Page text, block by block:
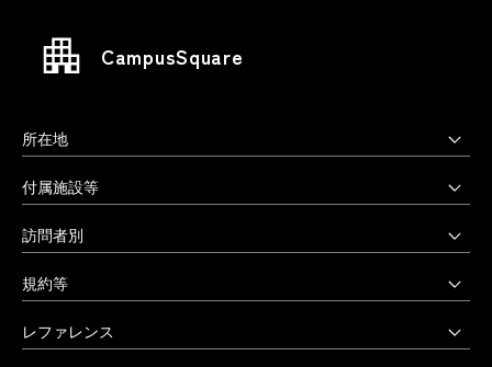
CampusSquare
所在地
上野毛キャンパス
〒158-8558 東京都世田谷区上野毛3-15-34
03-3702-1141（代）
八王子キャンパス
付属施設等
多摩美術大学図書館
多摩美術大学美術館
アートテーク
アートアーカイヴセンター
訪問者別
受験生の方へ
受験上の配慮をご希望の方へ
在学生の方へ
規約等
公益通報窓口
非常時の対応
レファレンス